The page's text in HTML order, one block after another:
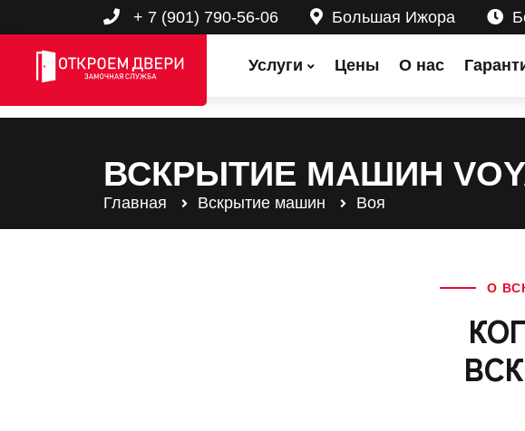
+ 7 (901) 790-56-06 Большая Ижора
Услуги Цены О нас
ВСКРЫТИЕ МАШИН
Главная Вскрытие машин Воя
О